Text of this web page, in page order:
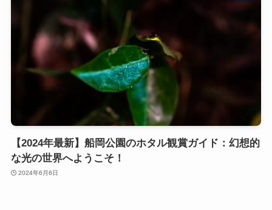
【2024年最新】船岡公園のホタル観賞ガイド：幻想的
な光の世界へようこそ！
2024年6月6日